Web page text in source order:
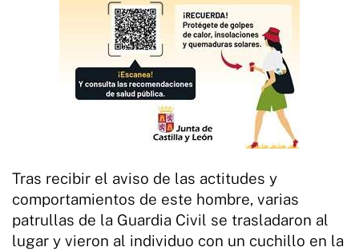
Tras recibir el aviso de las actitudes y
comportamientos de este hombre, varias
patrullas de la Guardia Civil se trasladaron al
lugar y vieron al individuo con un cuchillo en la